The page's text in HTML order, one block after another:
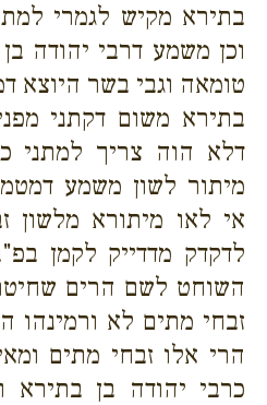
בתירא מקיש לגמרי
וכן משמע דרבי יהודה
טומאה וגבי בשר היוצא
בתירא משום דקתני
דלא הוה צריך למתני
מיתור לשון משמע
אי לאו מיתורא מלשון
לדקדק מדדייק לקמן
השוחט לשם הרים
זבחי מתים לא
הרי אלו זבחי מתים
כרבי יהודה בן בתירא